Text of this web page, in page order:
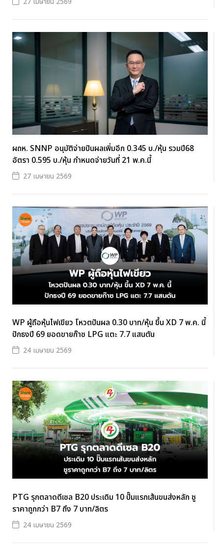
ผถห. SNNP อนุมัติจ่ายปันผลเพิ่มอีก 0.345 บ./หุ้น รวมปี68
อัตรา 0.595 บ./หุ้น กำหนดจ่ายวันที่ 21 พ.ค.นี้
27 เมษายน 2569
WP ผู้ถือหุ้นไฟเขียว โหวตปันผล 0.30 บาท/หุ้น ขึ้น XD 7 พ.ค. นี้
ปักธงปี 69 ยอดขายก๊าซ LPG แตะ 7.7 แสนตัน
24 เมษายน 2569
PTG รุกตลาดดีเซล B20 ประเดิม 10 ปั๊มแรกเส้นขนส่งหลัก ชู
ราคาถูกกว่า B7 ถึง 7 บาท/ลิตร
24 เมษายน 2569